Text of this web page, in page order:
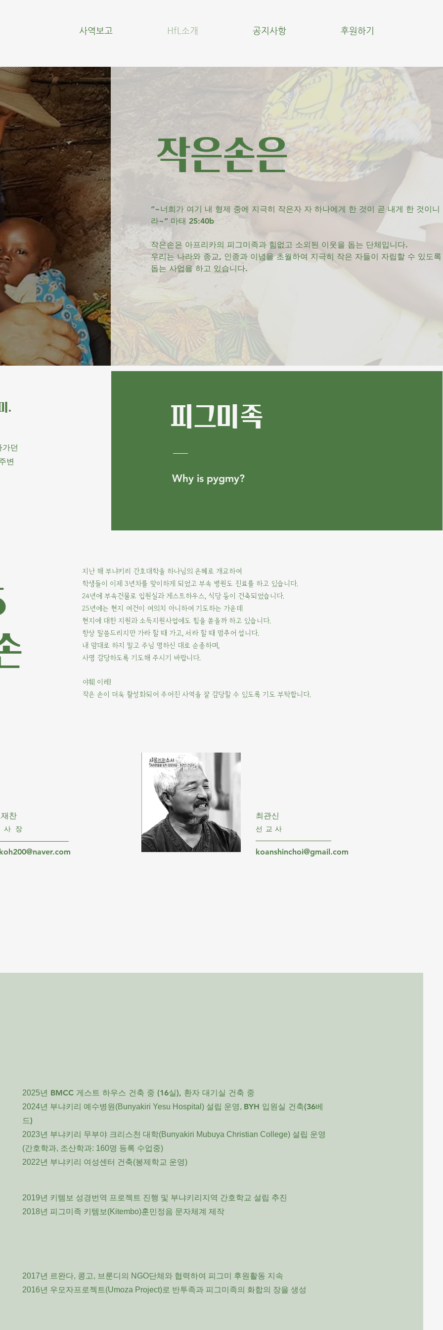
사역보고 HfL소개 공지사항 후원하기
작은손은
“~너희가 여기 내 형제 중에 지극히 작은자 자 하나에게 한 것이 곧 내게 한 것이니
라~” 마태 25:40b
작은손은 아프리카의 피그미족과 힘없고 소외된 이웃을 돕는 단체입니다.
​우리는 나라와 종교, 인종과 이념을 초월하여 지극히 작은 자들이 자립할 수 있도록
돕는 사업을 하고 있습니다.
.
던
변
피그미족
Why is pygmy?
지난 해 부냐키리 간호대학을 하나님의 은혜로 개교하여
학생들이 이제 3년차를 맞이하게 되었고 부속 병원도 진료를 하고 있습니다.
24년에 부속건물로 입원실과 게스트하우스, 식당 등이 건축되었습니다.
25년에는 현지 여건이 여의치 아니하여 기도하는 가운데
현지에 대한 지원과 소득지원사업에도 힘을 쏟을까 하고 있습니다.
항상 말씀드리지만 가라 할 때 가고, 서라 할 때 멈추어 섭니다.
내 맘대로 하지 말고 주님 명하신 대로 순종하며,
사명 감당하도록 기도해 주시기 바랍니다.
야훼 이레!
작은 손이 더욱 활성화되어 주어진 사역을 잘 감당할 수 있도록 기도 부탁합니다.
찬
사장
​최관신
선교사
koanshinchoi@gmail.com
2025년 BMCC 게스트 하우스 건축 중 (16실), 환자 대기실 건축 중
2024년 부냐키리 예수병원(Bunyakiri Yesu Hospital) 설립 운영, BYH 입원실 건축(36베
드)
2023년 부냐키리 무부야 크리스천 대학(Bunyakiri Mubuya Christian College) 설립 운영
(간호학과, 조산학과: 160명 등록 수업중)
2022년 부냐키리 여성센터 건축(봉제학교 운영)
2019년 키템보 성경번역 프로젝트 진행 및 부냐키리지역 간호학교 설립 추진
2018년 피그미족 키템보(Kitembo)훈민정음 문자체계 제작
2017년 르완다, 콩고, 브룬디의 NGO단체와 협력하여 피그미 후원활동 지속
2016년 우모자프로젝트(Umoza Project)로 반투족과 피그미족의 화합의 장을 생성